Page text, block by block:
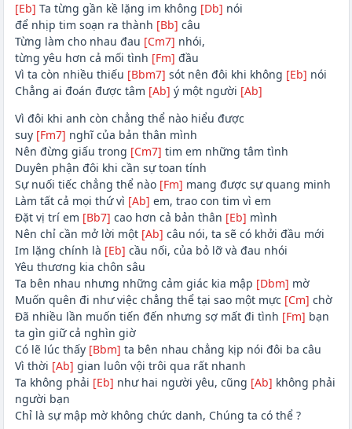
[Eb] Ta từng gần kề lặng im không [Db] nói
để nhịp tim soạn ra thành [Bb] câu
Từng làm cho nhau đau [Cm7] nhói,
từng yêu hơn cả mối tình [Fm] đầu
Vì ta còn nhiều thiếu [Bbm7] sót nên đôi khi không [Eb] nói
Chẳng ai đoán được tâm [Ab] ý một người [Ab]
Vì đôi khi anh còn chẳng thể nào hiểu được
suy [Fm7] nghĩ của bản thân mình
Nên đừng giấu trong [Cm7] tim em những tâm tình
Duyên phận đôi khi cần sự toan tính
Sự nuối tiếc chẳng thể nào [Fm] mang được sự quang minh
Làm tất cả mọi thứ vì [Ab] em, trao con tim vì em
Đặt vị trí em [Bb7] cao hơn cả bản thân [Eb] mình
Nên chỉ cần mở lời một [Ab] câu nói, ta sẽ có khởi đầu mới
Im lặng chính là [Eb] cầu nối, của bỏ lỡ và đau nhói
Yêu thương kia chôn sâu
Ta bên nhau nhưng những cảm giác kia mập [Dbm] mờ
Muốn quên đi như việc chẳng thể tại sao một mực [Cm] chờ
Đã nhiều lần muốn tiến đến nhưng sợ mất đi tình [Fm] bạn
ta gìn giữ cả nghìn giờ
Có lẽ lúc thấy [Bbm] ta bên nhau chẳng kịp nói đôi ba câu
Vì thời [Ab] gian luôn vội trôi qua rất nhanh
Ta không phải [Eb] như hai người yêu, cũng [Ab] không phải
người bạn
Chỉ là sự mập mờ không chức danh, Chúng ta có thể ?